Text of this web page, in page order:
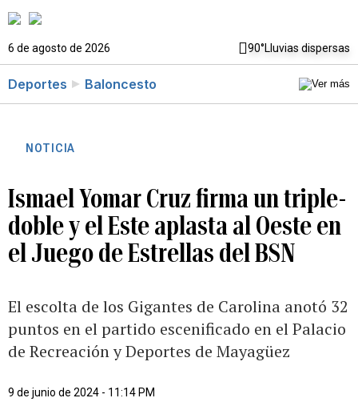
6 de agosto de 2026 90°Lluvias dispersas
Deportes Baloncesto
NOTICIA
Ismael Yomar Cruz firma un triple-
doble y el Este aplasta al Oeste en
el Juego de Estrellas del BSN
El escolta de los Gigantes de Carolina anotó 32
puntos en el partido escenificado en el Palacio
de Recreación y Deportes de Mayagüez
9 de junio de 2024 - 11:14 PM